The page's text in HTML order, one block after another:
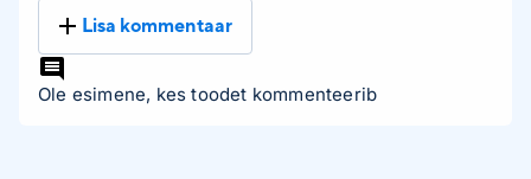
Lisa kommentaar
Ole esimene, kes toodet kommenteerib